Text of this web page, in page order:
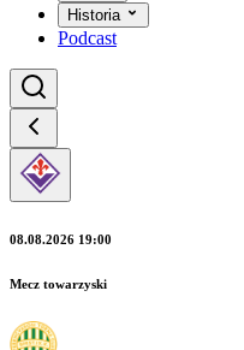
Historia
Podcast
08.08.2026 19:00
Mecz towarzyski